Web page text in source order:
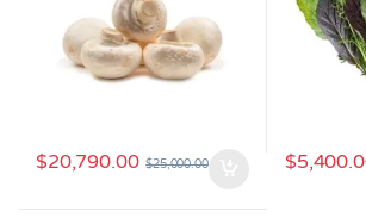
$20,790.00 $25,000.00 $